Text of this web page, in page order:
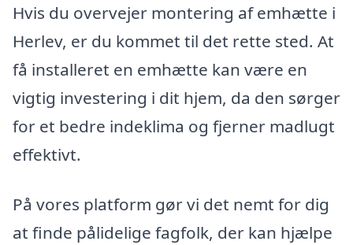
Hvis du overvejer montering af emhætte i
Herlev, er du kommet til det rette sted. At
få installeret en emhætte kan være en
vigtig investering i dit hjem, da den sørger
for et bedre indeklima og fjerner madlugt
effektivt.
På vores platform gør vi det nemt for dig
at finde pålidelige fagfolk, der kan hjælpe